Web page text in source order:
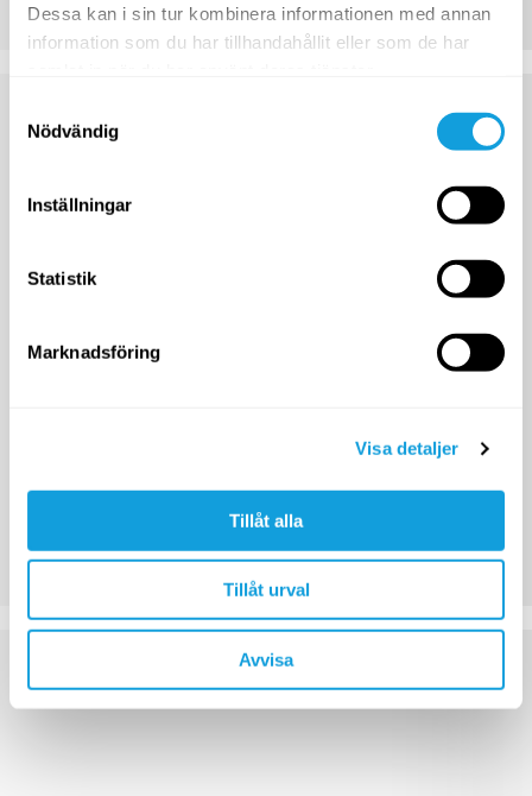
Dessa kan i sin tur kombinera informationen med annan
information som du har tillhandahållit eller som de har
Nödvändig
Inställningar
Statistik
Marknadsföring
Visa detaljer
Tillåt alla
Tillåt urval
Avvisa